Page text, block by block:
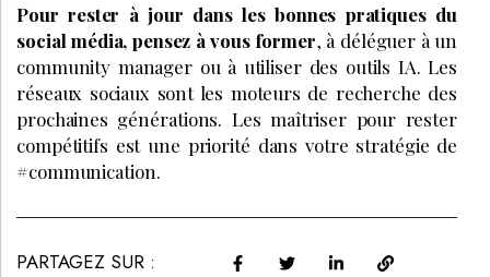
Pour rester à jour dans les bonnes pratiques du
social média, pensez à vous former, à déléguer à un
community manager ou à utiliser des outils IA. Les
réseaux sociaux sont les moteurs de recherche des
prochaines générations. Les maîtriser pour rester
compétitifs est une priorité dans votre stratégie de
#communication.
PARTAGEZ SUR :